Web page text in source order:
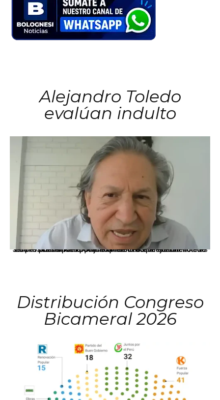
Alejandro Toledo
evalúan indulto
La presidenta Keiko Fujimori informó que la solicitud de indulto presentada por el expresidente Alejandro Toledo será evaluada por la Comisión de Gracias Presidenciales conforme al procedimiento establecido.
Distribución Congreso
Bicameral 2026